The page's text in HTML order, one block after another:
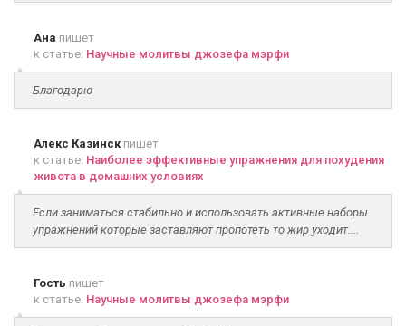
Ана пишет
к статье: Научные молитвы джозефа мэрфи
Благодарю
Алекс Казинскпишет
к статье: Наиболее эффективные упражнения для похудения
живота в домашних условиях
Если заниматься стабильно и использовать активные наборы
упражнений которые заставляют пропотеть то жир уходит....
Гость пишет
к статье: Научные молитвы джозефа мэрфи